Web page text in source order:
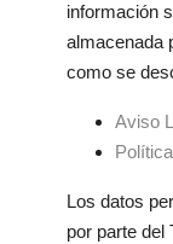
información
almacenada
como se
Aviso
Los datos
por parte del